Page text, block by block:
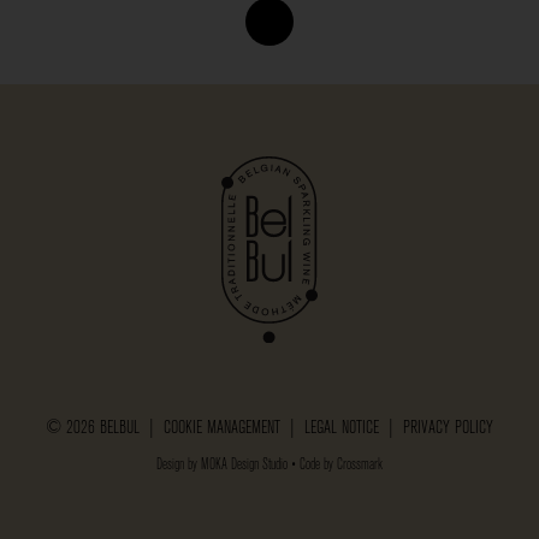
© 2026 BELBUL | COOKIE MANAGEMENT LEGAL NOTICE PRIVACY POLICY
Design by MOKA Design Studio • Code by Crossmark